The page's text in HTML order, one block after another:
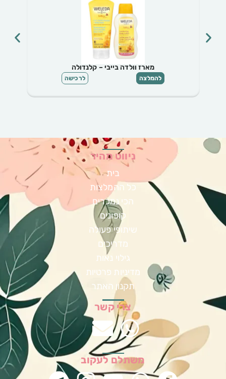
לרכישה
ניווט מהיר
בית
כל ההמלצות
הכי נמכרים
קופונים
שיתופי פעולה
מדריכים
גילוי נאות
מדיניות פרטיות
תקנון האתר
צרי קשר
משתלם לעקוב